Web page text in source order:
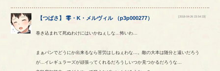
【つばさ 】零 ・K ・ メルヴィル（p3p000277） [2018-04-26 23:54:33]
巻き込まれて死ぬわけにはいかねぇしな…怖いわ…
まぁパンでどうにか出来るなら苦労はしねぇわな…。敵の大本は随分と遠いだろう
が…イレギュラーズが頑張ってくれるだろうしいつか見つかるだろうな…